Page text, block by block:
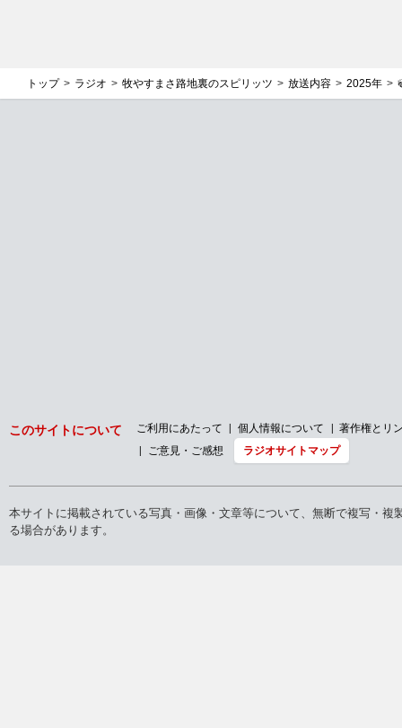
トップ ラジオ 牧やすまさ路地裏のスピリッツ 放送内容 2025年
このサイトについて ご利用にあたって 個人情報について
著作権とリ
ご意見・ご感想
ラジオサイトマップ
本サイトに掲載されている写真・画像・文章等について、無断で複写・
る場合があります。